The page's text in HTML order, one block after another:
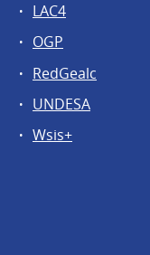
LAC4
OGP
RedGealc
UNDESA
Wsis+